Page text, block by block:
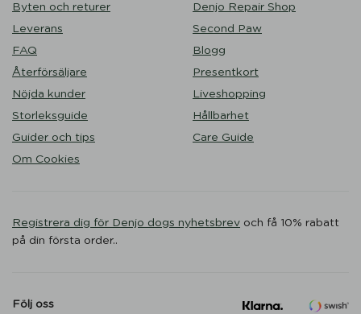
Byten och returer
Leverans
FAQ
Återförsäljare
Nöjda kunder
Storleksguide
Guider och tips
Om Cookies
Denjo Repair Shop
Second Paw
Blogg
Presentkort
Liveshopping
Hållbarhet
Care Guide
Registrera dig för Denjo dogs nyhetsbrev och få 10% rabatt
på din första order..
Följ oss